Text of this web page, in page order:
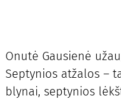
Onutė Gausienė
Septynios atžalos –
blynai, septynios